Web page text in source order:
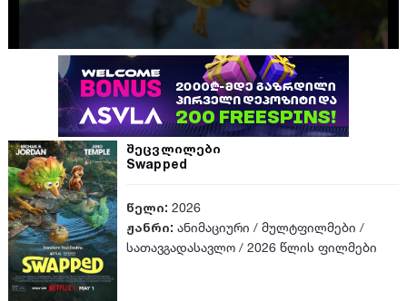
შეცვლილები
Swapped
წელი: 2026
ჟანრი: ანიმაციური / მულტფილმები /
სათავგადასავლო / 2026 წლის ფილმები